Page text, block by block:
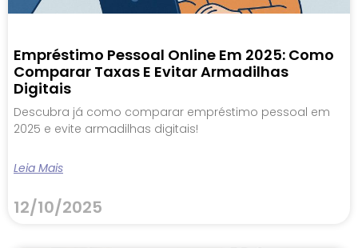
Empréstimo Pessoal Online Em 2025: Como
Comparar Taxas E Evitar Armadilhas
Digitais
Descubra já como comparar empréstimo pessoal em
2025 e evite armadilhas digitais!
Leia Mais
12/10/2025